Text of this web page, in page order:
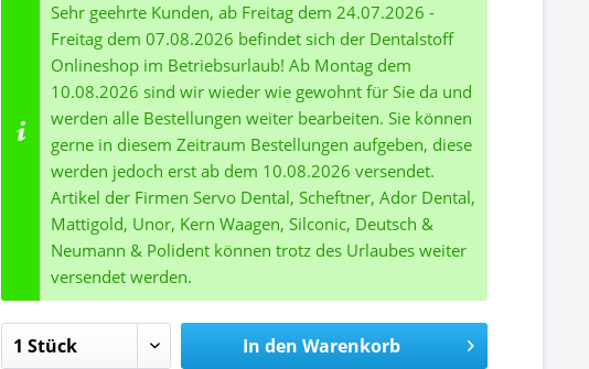
Sehr geehrte Kunden, ab Freitag dem 24.07.2026 -
Freitag dem 07.08.2026 befindet sich der Dentalstoff
Onlineshop im Betriebsurlaub! Ab Montag dem
10.08.2026 sind wir wieder wie gewohnt für Sie da und
werden alle Bestellungen weiter bearbeiten. Sie können
gerne in diesem Zeitraum Bestellungen aufgeben, diese
werden jedoch erst ab dem 10.08.2026 versendet.
Artikel der Firmen Servo Dental, Scheftner, Ador Dental,
Mattigold, Unor, Kern Waagen, Silconic, Deutsch &
Neumann & Polident können trotz des Urlaubes weiter
versendet werden.
In den Warenkorb